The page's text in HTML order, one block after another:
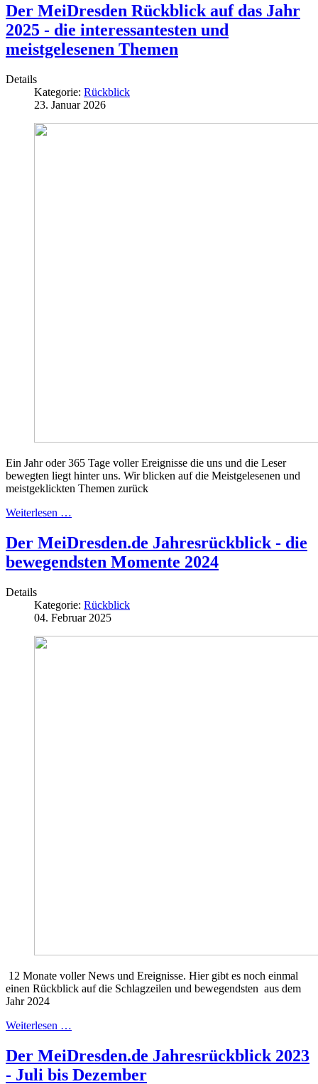
Der MeiDresden Rückblick auf das Jahr
2025 - die interessantesten und
meistgelesenen Themen
Details
Kategorie: Rückblick
23. Januar 2026
Ein Jahr oder 365 Tage voller Ereignisse die uns und die Leser
bewegten liegt hinter uns. Wir blicken auf die Meistgelesenen und
meistgeklickten Themen zurück
Weiterlesen …
Der MeiDresden.de Jahresrückblick - die
bewegendsten Momente 2024
Details
Kategorie: Rückblick
04. Februar 2025
12 Monate voller News und Ereignisse. Hier gibt es noch einmal
einen Rückblick auf die Schlagzeilen und bewegendsten aus dem
Jahr 2024
Weiterlesen …
Der MeiDresden.de Jahresrückblick 2023
- Juli bis Dezember